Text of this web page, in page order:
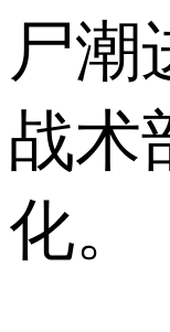
尸潮
战术
化。